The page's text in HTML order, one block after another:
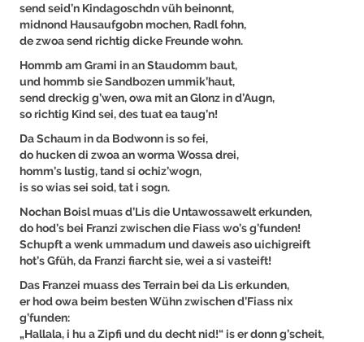
send seid’n Kindagoschdn vüh beinonnt,
midnond Hausaufgobn mochen, Radl fohn,
de zwoa send richtig dicke Freunde wohn.
Hommb am Grami in an Staudomm baut,
und hommb sie Sandbozen ummik’haut,
send dreckig g’wen, owa mit an Glonz in d’Augn,
so richtig Kind sei, des tuat ea taug’n!
Da Schaum in da Bodwonn is so fei,
do hucken di zwoa an worma Wossa drei,
homm’s lustig, tand si ochiz’wogn,
is so wias sei soid, tat i sogn.
Nochan Boisl muas d’Lis die Untawossawelt erkunden,
do hod’s bei Franzi zwischen die Fiass wo’s g’funden!
Schupft a wenk ummadum und daweis aso uichigreift
hot’s Gfüh, da Franzi fiarcht sie, wei a si vasteift!
Das Franzei muass des Terrain bei da Lis erkunden,
er hod owa beim besten Wühn zwischen d’Fiass nix
g’funden:
„Hallala, i hu a Zipfi und du decht nid!“ is er donn g’scheit,